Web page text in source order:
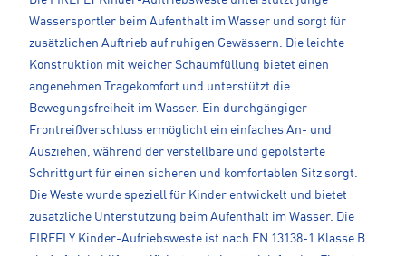
Wassersportler beim Aufenthalt im Wasser und sorgt für
zusätzlichen Auftrieb auf ruhigen Gewässern. Die leichte
Konstruktion mit weicher Schaumfüllung bietet einen
angenehmen Tragekomfort und unterstützt die
Bewegungsfreiheit im Wasser. Ein durchgängiger
Frontreißverschluss ermöglicht ein einfaches An- und
Ausziehen, während der verstellbare und gepolsterte
Schrittgurt für einen sicheren und komfortablen Sitz sorgt.
Die Weste wurde speziell für Kinder entwickelt und bietet
zusätzliche Unterstützung beim Aufenthalt im Wasser. Die
FIREFLY Kinder-Aufriebsweste ist nach EN 13138-1 Klasse B